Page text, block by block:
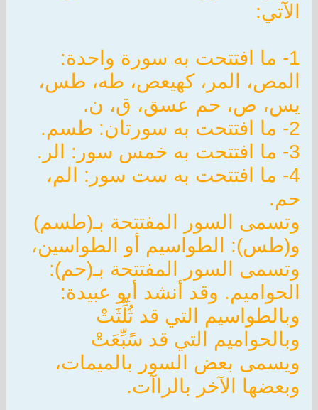
الآتي:
1- ما افتتحت به سورة واحدة:
المص، المر، كهيعص، طه، طس،
يس، ص، حم عسق، ق، ن.
2- ما افتتحت به سورتان: طسم.
3- ما افتتحت به خمس سور: الر.
4- ما افتتحت به ست سور: الم،
حم.
وتسمى السور المفتتحة بـ(طسم)
و(طس): الطواسيم أو الطواسين،
وتسمى السور المفتتحة بـ(حم):
الحواميم. وقد أنشد أبو عبيدة:
وبالطواسيم التي قد ثُلِّثَتْ
وبالحواميم التي قد سًبِّعَتْ
ويسمى بعض السور بالميمات،
وبعضها الآخر بالراآت.